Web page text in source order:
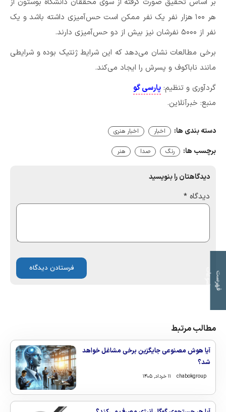
بر اساس تحقیق صورت گرفته از سوی محققان دانشگاه بوستون از
هر ۱۰۰ هزار نفر یک نفر ممکن است حس‌آمیزی داشته باشد و یک
نفر از ۵۰۰۰ نفرشان نیز بیش از دو حس‌آمیزی دارند.
برخی مطالعات نشان می‌دهد که این شرایط ژنتیک بوده و شرایطی
مانند ناباکوف و پسرش را ایجاد می‌کند.
گردآوری و تنظیم: پارسی گو
منبع: خبرآنلاین.
ف
ه
ر
س
ت
م
و
ض
و
ع
ات
دسته بندی ها: اخبار اخبار هنری
برچسب ها: رنگ صدا هنر
دیدگاهتان را بنویسید
دیدگاه *
مطالب مرتبط
آیا هوش مصنوعی جایگزین برخی مشاغل خواهد
شد؟
chabokgroup ۱۱ خرداد, ۱۴۰۵